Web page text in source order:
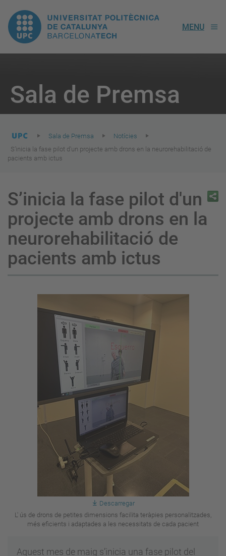
UPC.
Universitat
de
Catalunya
MENU
Sala de Premsa
here:
Sala de Premsa
Notícies
S’inicia la fase pilot d'un projecte amb drons en la neurorehabilitació de
pacients amb ictus
S’inicia la fase pilot d'un
projecte amb drons en la
neurorehabilitació de
pacients amb ictus
Descarregar
L' ús de drons de petites dimensions facilita teràpies personalitzades,
més eficients i adaptades a les necessitats de cada pacient
Aquest mes de maig s’inicia una fase pilot del